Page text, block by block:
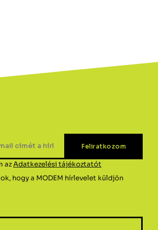
azAdatkezelési tájékoztatót
hogy a MODEM hírlevelet küldjön